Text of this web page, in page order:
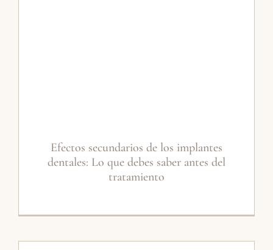
Efectos secundarios de los implantes
dentales: Lo que debes saber antes del
tratamiento